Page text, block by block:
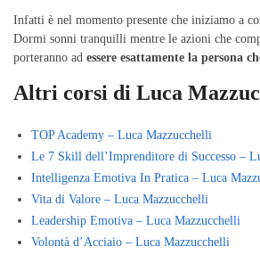
Infatti è nel momento presente che iniziamo a
Dormi sonni tranquilli mentre le azioni che
porteranno ad essere esattamente la persona
Altri corsi di Luca
TOP Academy – Luca Mazzucchelli
Le 7 Skill dell’Imprenditore di Successo –
Intelligenza Emotiva In Pratica – Luca
Vita di Valore – Luca Mazzucchelli
Leadership Emotiva – Luca Mazzucchelli
Volontà d’Acciaio – Luca Mazzucchelli